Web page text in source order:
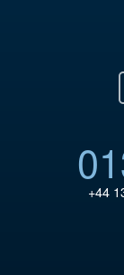
+44